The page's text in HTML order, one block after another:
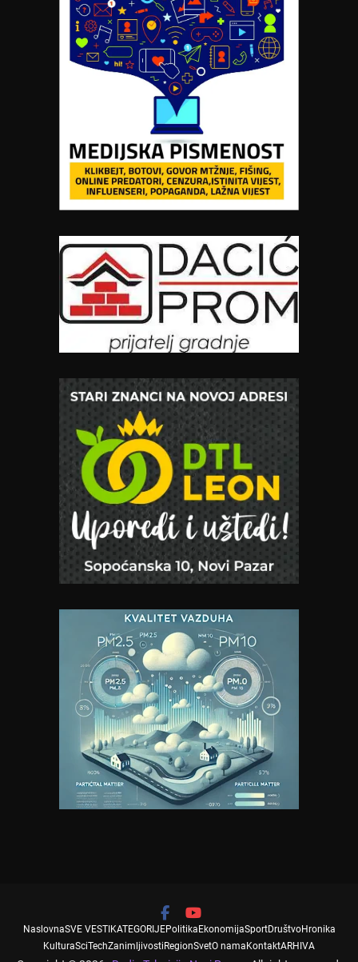
NaslovnaSVE VESTI KATEGORIJEPolitika EkonomijaSportDruštvoHronika
KulturaSciTechZanimljivosti RegionSvetO nama KontaktARHIVA